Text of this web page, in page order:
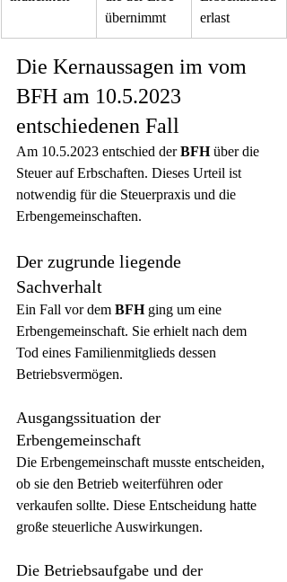
übernimmt
erlast
Die Kernaussagen im vom
BFH am 10.5.2023
entschiedenen Fall
Am 10.5.2023 entschied der BFH über die
Steuer auf Erbschaften. Dieses Urteil ist
notwendig für die Steuerpraxis und die
Erbengemeinschaften.
Der zugrunde liegende
Sachverhalt
Ein Fall vor dem BFH ging um eine
Erbengemeinschaft. Sie erhielt nach dem
Tod eines Familienmitglieds dessen
Betriebsvermögen.
Ausgangssituation der
Erbengemeinschaft
Die Erbengemeinschaft musste entscheiden,
ob sie den Betrieb weiterführen oder
verkaufen sollte. Diese Entscheidung hatte
große steuerliche Auswirkungen.
Die Betriebsaufgabe und der